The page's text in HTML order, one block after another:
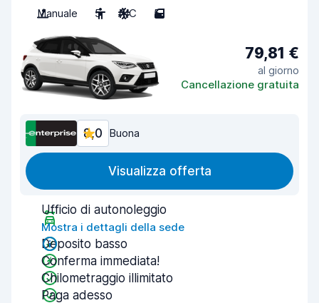
Manuale
5 A/C 5
79,81 €
al giorno
Cancellazione gratuita
8,0 Buona
Visualizza offerta
Ufficio di autonoleggio
Mostra i dettagli della sede
Deposito basso
Conferma immediata!
Chilometraggio illimitato
Paga adesso